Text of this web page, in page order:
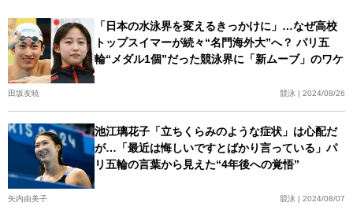
「日本の水泳界を変えるきっかけに」…なぜ高校
トップスイマーが続々“名門海外大”へ？ パリ五
輪“メダル1個”だった競泳界に「新ムーブ」のワケ
田坂友暁 競泳 | 2024/08/26
池江璃花子「立ちくらみのような症状」は心配だ
が…「最近は悔しいですとばかり言っている」パ
リ五輪の言葉から見えた“4年後への覚悟”
矢内由美子 競泳 | 2024/08/07